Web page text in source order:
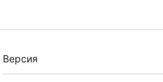
Мета
Версия